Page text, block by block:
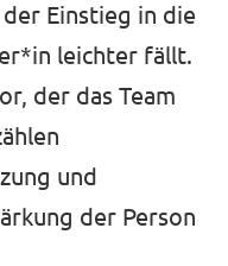
Einstieg in die
leichter fällt.
der das Team
und
der Person